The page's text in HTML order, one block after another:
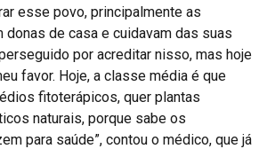
esse povo, principalmente as
donas de casa e cuidavam das suas
por acreditar nisso, mas hoje
favor. Hoje, a classe média é que
fitoterápicos, quer plantas
naturais, porque sabe os
para saúde”, contou o médico, que já